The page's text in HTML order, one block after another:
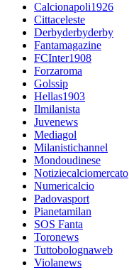
Calcionapoli1926
Cittaceleste
Derbyderbyderby
Fantamagazine
FCInter1908
Forzaroma
Golssip
Hellas1903
Ilmilanista
Juvenews
Mediagol
Milanistichannel
Mondoudinese
Notiziecalciomercato
Numericalcio
Padovasport
Pianetamilan
SOS Fanta
Toronews
Tuttobolognaweb
Violanews